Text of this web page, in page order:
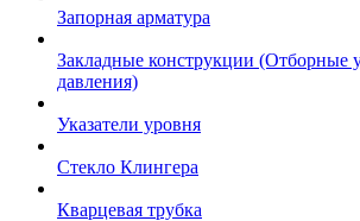
Запорная арматура
Закладные конструкции (Отборные
давления)
Указатели уровня
Стекло Клингера
Кварцевая трубка